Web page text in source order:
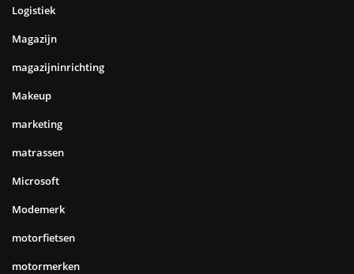
Logistiek
Magazijn
magazijninrichting
Makeup
marketing
matrassen
Microsoft
Modemerk
motorfietsen
motormerken